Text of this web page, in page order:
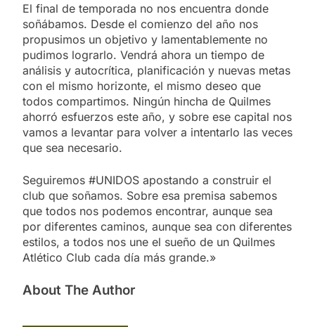
El final de temporada no nos encuentra donde
soñábamos. Desde el comienzo del año nos
propusimos un objetivo y lamentablemente no
pudimos lograrlo. Vendrá ahora un tiempo de
análisis y autocrítica, planificación y nuevas metas
con el mismo horizonte, el mismo deseo que
todos compartimos. Ningún hincha de Quilmes
ahorró esfuerzos este año, y sobre ese capital nos
vamos a levantar para volver a intentarlo las veces
que sea necesario.
Seguiremos #UNIDOS apostando a construir el
club que soñamos. Sobre esa premisa sabemos
que todos nos podemos encontrar, aunque sea
por diferentes caminos, aunque sea con diferentes
estilos, a todos nos une el sueño de un Quilmes
Atlético Club cada día más grande.»
About The Author